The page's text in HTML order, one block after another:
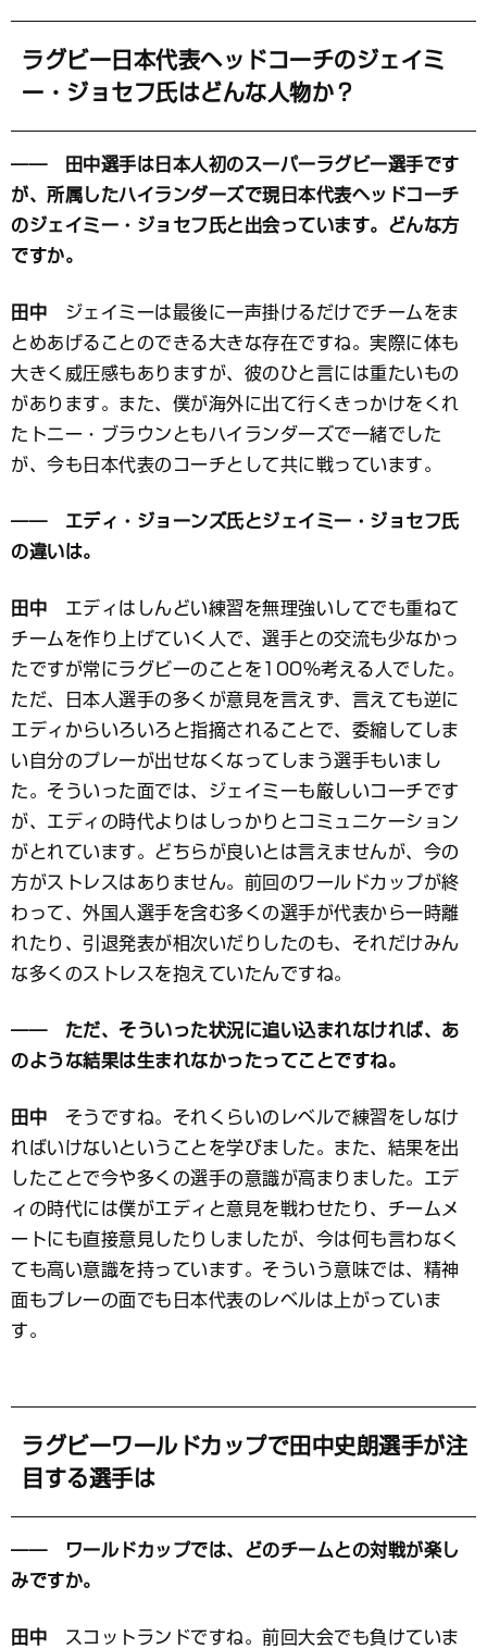
ラグビー日本代表ヘッドコーチのジェイミ
ー・ジョセフ氏はどんな人物か？
―― 田中選手は日本人初のスーパーラグビー選手です
が、所属したハイランダーズで現日本代表ヘッドコーチ
のジェイミー・ジョセフ氏と出会っています。どんな方
ですか。
田中 ジェイミーは最後に一声掛けるだけでチームをま
とめあげることのできる大きな存在ですね。実際に体も
大きく威圧感もありますが、彼のひと言には重たいもの
があります。また、僕が海外に出て行くきっかけをくれ
たトニー・ブラウンともハイランダーズで一緒でした
が、今も日本代表のコーチとして共に戦っています。
―― エディ・ジョーンズ氏とジェイミー・ジョセフ氏
の違いは。
田中 エディはしんどい練習を無理強いしてでも重ねて
チームを作り上げていく人で、選手との交流も少なかっ
たですが常にラグビーのことを100％考える人でした。
ただ、日本人選手の多くが意見を言えず、言えても逆に
エディからいろいろと指摘されることで、委縮してしま
い自分のプレーが出せなくなってしまう選手もいまし
た。そういった面では、ジェイミーも厳しいコーチです
が、エディの時代よりはしっかりとコミュニケーション
がとれています。どちらが良いとは言えませんが、今の
方がストレスはありません。前回のワールドカップが終
わって、外国人選手を含む多くの選手が代表から一時離
れたり、引退発表が相次いだりしたのも、それだけみん
な多くのストレスを抱えていたんですね。
―― ただ、そういった状況に追い込まれなければ、あ
のような結果は生まれなかったってことですね。
田中 そうですね。それくらいのレベルで練習をしなけ
ればいけないということを学びました。また、結果を出
したことで今や多くの選手の意識が高まりました。エデ
ィの時代には僕がエディと意見を戦わせたり、チームメ
ートにも直接意見したりしましたが、今は何も言わなく
ても高い意識を持っています。そういう意味では、精神
面もプレーの面でも日本代表のレベルは上がっていま
す。
ラグビーワールドカップで田中史朗選手が注
目する選手は
―― ワールドカップでは、どのチームとの対戦が楽し
みですか。
田中 スコットランドですね。前回大会でも負けていま